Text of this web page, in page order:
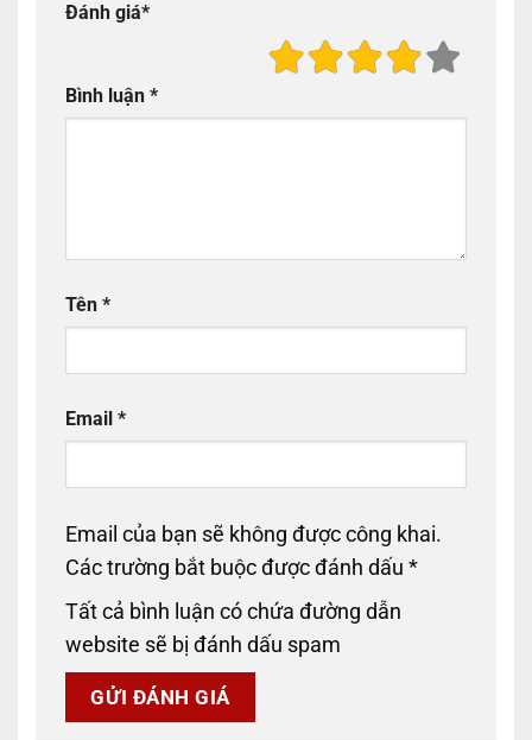
Đánh giá*
Bình luận *
Tên *
Email *
Email của bạn sẽ không được công khai.
Các trường bắt buộc được đánh dấu *
Tất cả bình luận có chứa đường dẫn
website sẽ bị đánh dấu spam